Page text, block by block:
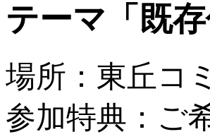
テーマ「既
場所：東丘コ
参加特典：ご